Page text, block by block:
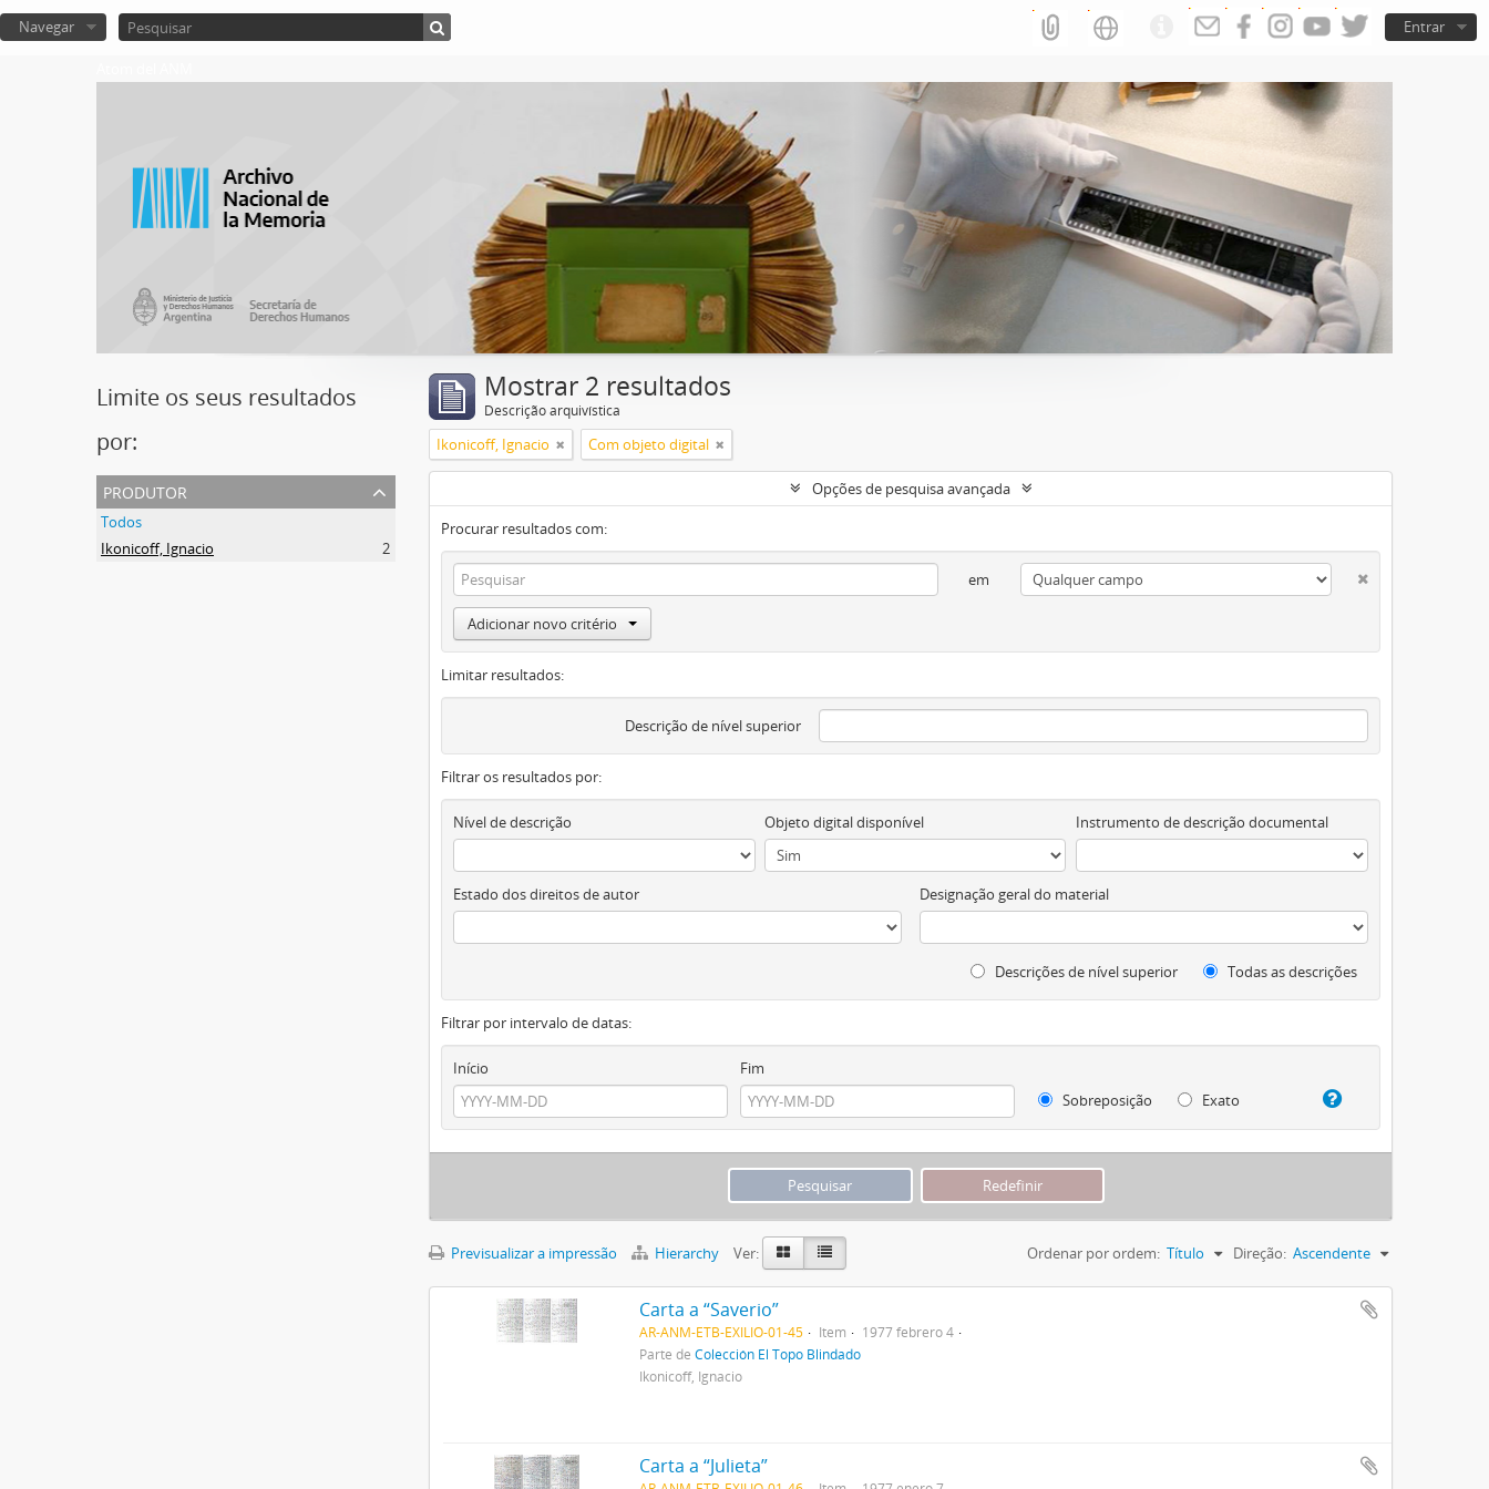
Entrar
Navegar
Limite os seus resultados
por:
produtor
Todos
Ikonicoff, Ignacio
2
Mostrar 2 resultados
Descrição arquivística
Ikonicoff, Ignacio Com objeto digital
Opções de pesquisa avançada
Procurar resultados com:
em
Adicionar novo critério
Limitar resultados:
Descrição de nível superior
Filtrar os resultados por:
Nível de descrição Objeto digital disponível Instrumento de descrição documental
Estado dos direitos de autor Designação geral do material
Descrições de nível superior Todas as descrições
Filtrar por intervalo de datas:
Início
Fim
Sobreposição
Exato
Previsualizar a impressão Hierarchy Ver: Ordenar por ordem: Título Direção: Ascendente
Carta a “Saverio”
AR-ANM-ETB-EXILIO-01-45 Item
1977 febrero 4
Parte deColección El Topo Blindado
Ikonicoff, Ignacio
Carta a “Julieta”